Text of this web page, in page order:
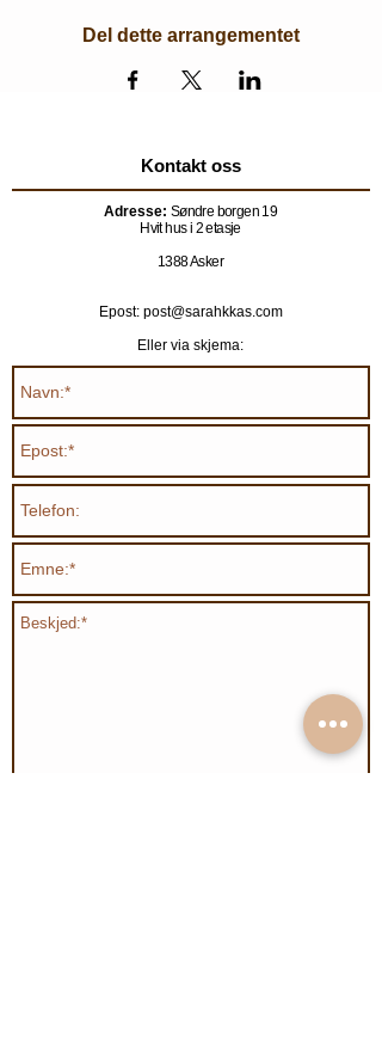
Del dette arrangementet
Kontakt oss
Adresse: Søndre borgen 19
Hvit hus i 2 etasje
1388 Asker
Epost: post@sarahkkas.com
Eller via skjema: